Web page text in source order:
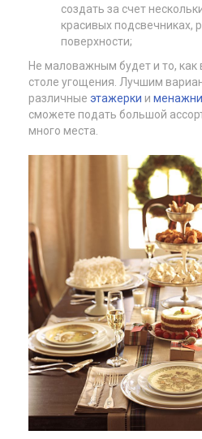
создать за счет
красивых подсвечниках,
поверхности;
Не маловажным будет и то, как
столе угощения. Лучшим
различные этажерки и
сможете подать большой
много места.